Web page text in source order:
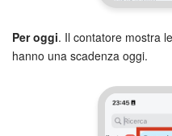
Per oggi. Il contatore mostra
hanno una scadenza oggi.